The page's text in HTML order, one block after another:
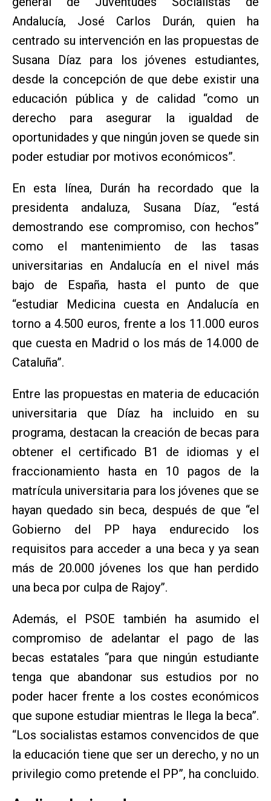
Andalucía, José Carlos Durán, quien ha
centrado su intervención en las propuestas de
Susana Díaz para los jóvenes estudiantes,
desde la concepción de que debe existir una
educación pública y de calidad “como un
derecho para asegurar la igualdad de
oportunidades y que ningún joven se quede sin
poder estudiar por motivos económicos”.
En esta línea, Durán ha recordado que la
presidenta andaluza, Susana Díaz, “está
demostrando ese compromiso, con hechos”
como el mantenimiento de las tasas
universitarias en Andalucía en el nivel más
bajo de España, hasta el punto de que
“estudiar Medicina cuesta en Andalucía en
torno a 4.500 euros, frente a los 11.000 euros
que cuesta en Madrid o los más de 14.000 de
Cataluña”.
Entre las propuestas en materia de educación
universitaria que Díaz ha incluido en su
programa, destacan la creación de becas para
obtener el certificado B1 de idiomas y el
fraccionamiento hasta en 10 pagos de la
matrícula universitaria para los jóvenes que se
hayan quedado sin beca, después de que “el
Gobierno del PP haya endurecido los
requisitos para acceder a una beca y ya sean
más de 20.000 jóvenes los que han perdido
una beca por culpa de Rajoy”.
Además, el PSOE también ha asumido el
compromiso de adelantar el pago de las
becas estatales “para que ningún estudiante
tenga que abandonar sus estudios por no
poder hacer frente a los costes económicos
que supone estudiar mientras le llega la beca”.
“Los socialistas estamos convencidos de que
la educación tiene que ser un derecho, y no un
privilegio como pretende el PP”, ha concluido.